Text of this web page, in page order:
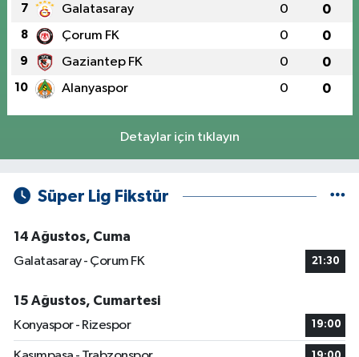
7 Galatasaray 0 0
8 Çorum FK 0 0
9 Gaziantep FK 0 0
10 Alanyaspor 0 0
Detaylar için tıklayın
Süper Lig Fikstür
14 Ağustos, Cuma
Galatasaray - Çorum FK
21:30
15 Ağustos, Cumartesi
Konyaspor - Rizespor
19:00